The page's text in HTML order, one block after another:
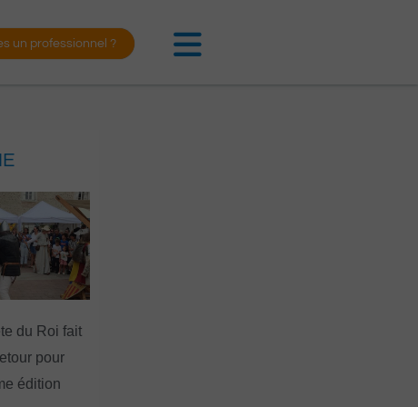
un professionnel ?
du Roi fait
pour
édition